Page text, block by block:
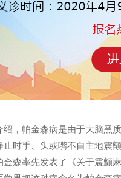
绍，帕金森病是由于大脑黑
止时手、头或嘴不自主地震
金森率先发表了《关于震颤